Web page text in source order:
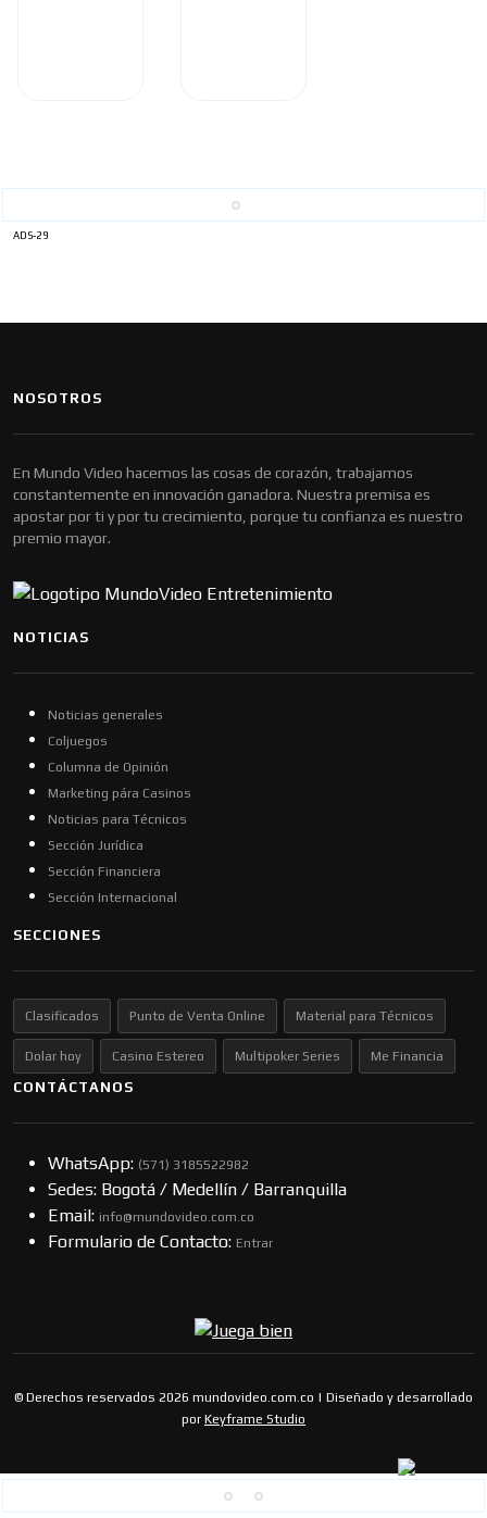
ADS-29
NOSOTROS
En Mundo Video hacemos las cosas de corazón, trabajamos
constantemente en innovación ganadora. Nuestra premisa es
apostar por ti y por tu crecimiento, porque tu confianza es nuestro
premio mayor.
NOTICIAS
Noticias generales
Coljuegos
Columna de Opinión
Marketing pára Casinos
Noticias para Técnicos
Sección Jurídica
Sección Financiera
Sección Internacional
SECCIONES
Clasificados Punto de Venta Online Material para Técnicos
Dolar hoy Casino Estereo Multipoker Series Me Financia
CONTÁCTANOS
WhatsApp: (57​​1) 3185522982
Sedes: Bogotá / Medellín / Barranquilla
Email: info@mundovideo.com.co
Formulario de Contacto: Entrar
© Derechos reservados 2026 mundovideo.com.co | Diseñado y desarrollado
por Keyframe Studio